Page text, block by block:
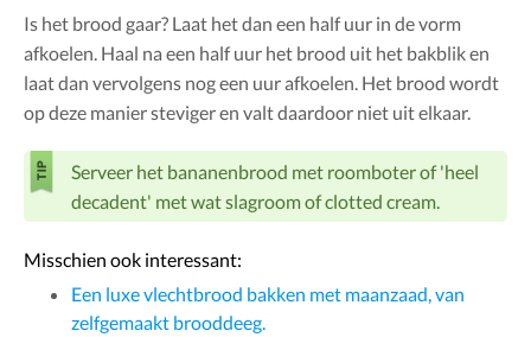
Is het brood gaar? Laat het dan een half uur in de vorm
afkoelen. Haal na een half uur het brood uit het bakblik en
laat dan vervolgens nog een uur afkoelen. Het brood wordt
op deze manier steviger en valt daardoor niet uit elkaar.
Serveer het bananenbrood met roomboter of 'heel
decadent' met wat slagroom of clotted cream.
Misschien ook interessant:
Een luxe vlechtbrood bakken met maanzaad, van
zelfgemaakt brooddeeg.